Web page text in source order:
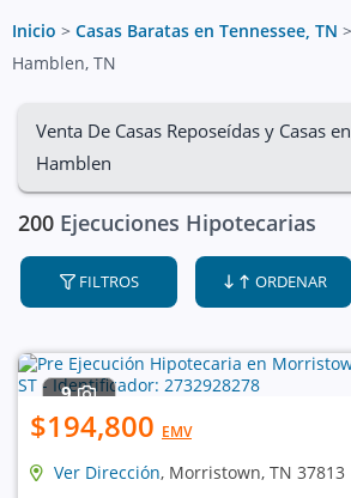
Inicio > Casas Baratas en Tennessee, TN >
Hamblen, TN
Venta De Casas Reposeídas y Casas
Hamblen
200 Ejecuciones Hipotecarias
FILTROS ORDENAR
9
$194,800 EMV
Ver Dirección, Morristown, TN 37813